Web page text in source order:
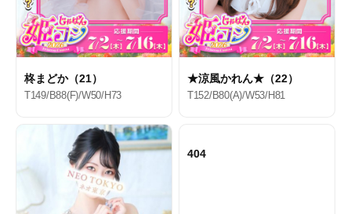
柊まどか（21）
T149/B88(F)/W50/H73
★涼風かれん★（22）
T152/B80(A)/W53/H81
404